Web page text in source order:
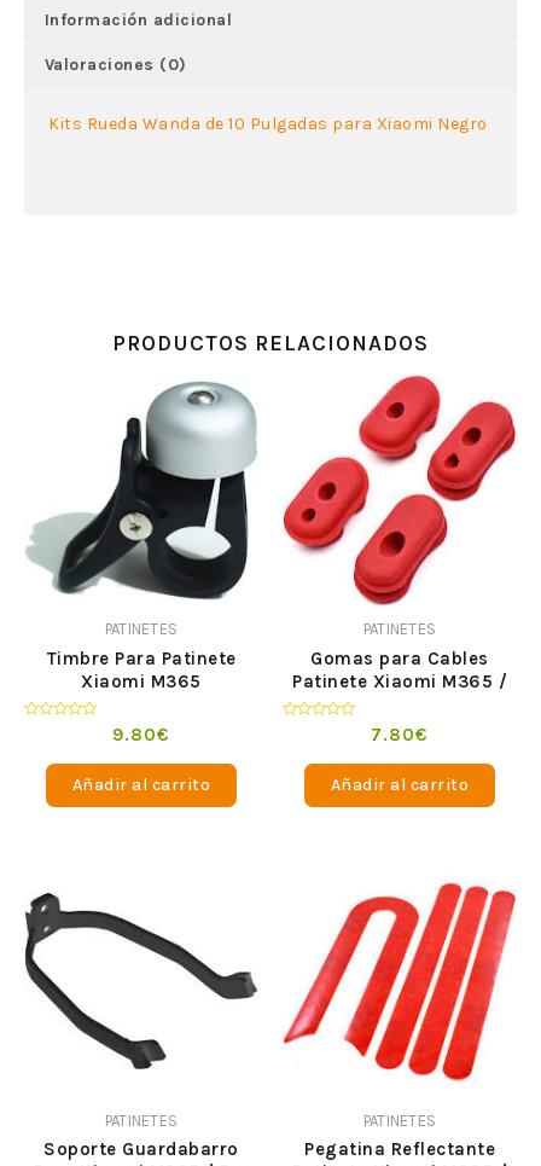
Información adicional
Valoraciones (0)
Kits Rueda Wanda de 10 Pulgadas para Xiaomi Negro
PRODUCTOS RELACIONADOS
PATINETES
Timbre Para Patinete
Xiaomi M365
9.80€
Añadir al carrito
PATINETES
Gomas para Cables
Patinete Xiaomi M365 /
7.80€
Añadir al carrito
PATINETES
Soporte Guardabarro
PATINETES
Pegatina Reflectante